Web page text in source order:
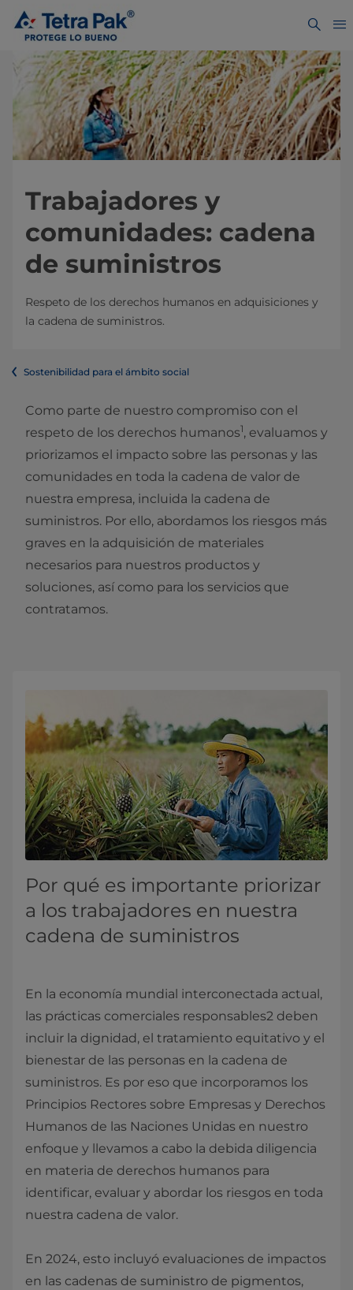
Trabajadores y
comunidades: cadena
de suministros
Respeto de los derechos humanos en adquisiciones y
la cadena de suministros.
Sostenibilidad para el ámbito social
Como parte de nuestro compromiso con el
respeto de los derechos humanos1, evaluamos y
priorizamos el impacto sobre las personas y las
comunidades en toda la cadena de valor de
nuestra empresa, incluida la cadena de
suministros. Por ello, abordamos los riesgos más
graves en la adquisición de materiales
necesarios para nuestros productos y
soluciones, así como para los servicios que
contratamos.
Por qué es importante priorizar
a los trabajadores en nuestra
cadena de suministros
En la economía mundial interconectada actual,
las prácticas comerciales responsables2 deben
incluir la dignidad, el tratamiento equitativo y el
bienestar de las personas en la cadena de
suministros. Es por eso que incorporamos los
Principios Rectores sobre Empresas y Derechos
Humanos de las Naciones Unidas en nuestro
enfoque y llevamos a cabo la debida diligencia
en materia de derechos humanos para
identificar, evaluar y abordar los riesgos en toda
nuestra cadena de valor.
En 2024, esto incluyó evaluaciones de impactos
en las cadenas de suministro de pigmentos,